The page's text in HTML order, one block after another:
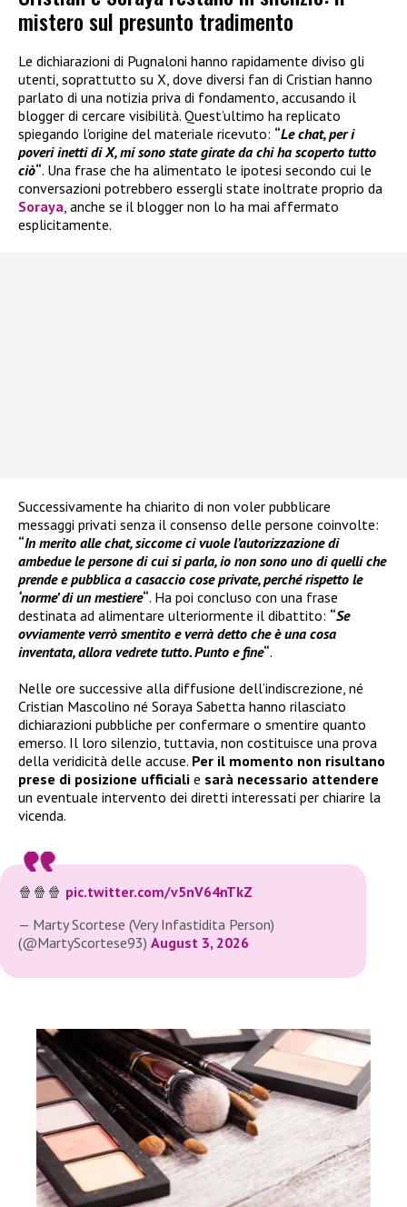
mistero sul presunto tradimento
Le dichiarazioni di Pugnaloni hanno rapidamente diviso gli
utenti, soprattutto su X, dove diversi fan di Cristian hanno
parlato di una notizia priva di fondamento, accusando il
blogger di cercare visibilità. Quest’ultimo ha replicato
spiegando l’origine del materiale ricevuto: “Le chat, per i
poveri inetti di X, mi sono state girate da chi ha scoperto tutto
ciò“. Una frase che ha alimentato le ipotesi secondo cui le
conversazioni potrebbero essergli state inoltrate proprio da
Soraya , anche se il blogger non lo ha mai affermato
esplicitamente.
Successivamente ha chiarito di non voler pubblicare
messaggi privati senza il consenso delle persone coinvolte:
“In merito alle chat, siccome ci vuole l’autorizzazione di
ambedue le persone di cui si parla, io non sono uno di quelli che
prende e pubblica a casaccio cose private, perché rispetto le
‘norme’ di un mestiere“. Ha poi concluso con una frase
destinata ad alimentare ulteriormente il dibattito: “Se
ovviamente verrò smentito e verrà detto che è una cosa
inventata, allora vedrete tutto. Punto e fine“.
Nelle ore successive alla diffusione dell’indiscrezione, né
Cristian Mascolino né Soraya Sabetta hanno rilasciato
dichiarazioni pubbliche per confermare o smentire quanto
emerso. Il loro silenzio, tuttavia, non costituisce una prova
della veridicità delle accuse. Per il momento non risultano
prese di posizione ufficiali e sarà necessario attendere
un eventuale intervento dei diretti interessati per chiarire la
vicenda.
🍿🍿🍿 pic.twitter.com/v5nV64nTkZ
— Marty Scortese (Very Infastidita Person)
(@MartyScortese93) August 3, 2026